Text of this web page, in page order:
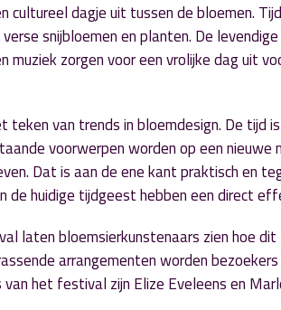
cultureel dagje uit tussen de bloemen.
snijbloemen en planten. De
muziek zorgen voor een vrolijke dag uit
van trends in bloemdesign. De tijd
voorwerpen worden op een
Dat is aan de ene kant praktisch en
de huidige tijdgeest hebben een direct
laten bloemsierkunstenaars zien hoe
arrangementen worden
het festival zijn Elize Eveleens en